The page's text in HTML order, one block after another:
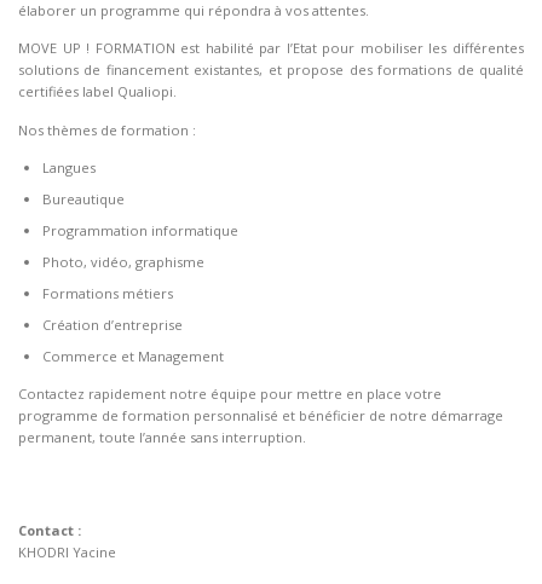
élaborer un programme qui répondra à vos attentes.
MOVE UP ! FORMATION est habilité par l’Etat pour mobiliser les différentes
solutions de financement existantes, et propose des formations de qualité
certifiées label Qualiopi.
Nos thèmes de formation :
Langues
Bureautique
Programmation informatique
Photo, vidéo, graphisme
Formations métiers
Création d’entreprise
Commerce et Management
Contactez rapidement notre équipe pour mettre en place votre
programme de formation personnalisé et bénéficier de notre démarrage
permanent, toute l’année sans interruption.
Contact :
KHODRI Yacine